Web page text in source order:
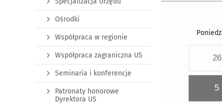
26
5
Ośrodki
Współpraca w regionie
Współpraca zagraniczna US
Seminaria i konferencje
Patronaty honorowe
Dyrektora US